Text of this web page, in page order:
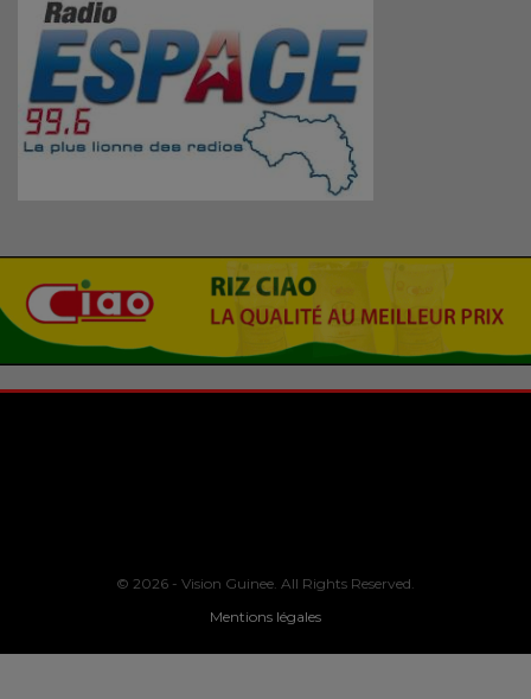
© 2026 - Vision Guinee. All Rights Reserved.
Mentions légales